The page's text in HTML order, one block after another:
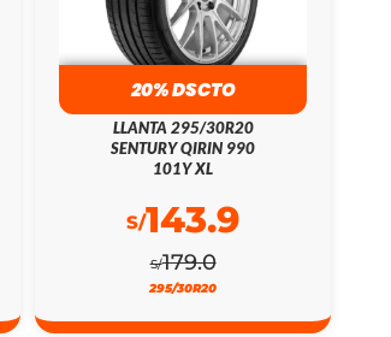
20% DSCTO
LLANTA 295/30R20
SENTURY QIRIN 990
101Y XL
S/179.0
S/143.9
295/30R20